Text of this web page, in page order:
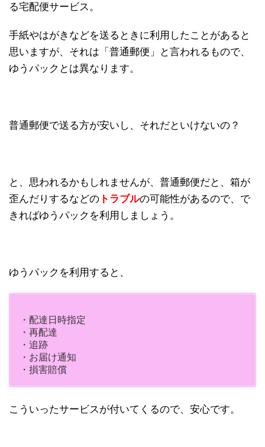
る宅配便サービス。
手紙やはがきなどを送るときに利用したことがあると
思いますが、それは「普通郵便」と言われるもので、
ゆうパックとは異なります。
普通郵便で送る方が安いし、それだといけないの？
と、思われるかもしれませんが、普通郵便だと、箱が
歪んだりするなどの トラブルの可能性があるので、で
きればゆうパックを利用しましょう。
ゆうパックを利用すると、
・配達日時指定
・再配達
・追跡
・お届け通知
・損害賠償
こういったサービスが付いてくるので、安心です。